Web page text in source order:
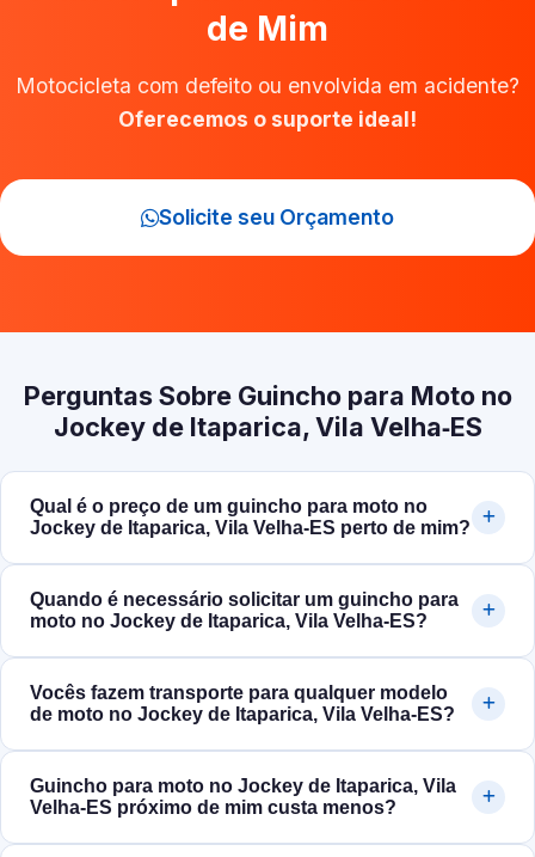
de Mim
Motocicleta com defeito ou envolvida em acidente?
Oferecemos o suporte ideal!
Solicite seu Orçamento
Perguntas Sobre Guincho para Moto no
Jockey de Itaparica, Vila Velha‑ES
Qual é o preço de um guincho para moto no
Jockey de Itaparica, Vila Velha‑ES perto de mim?
Quando é necessário solicitar um guincho para
moto no Jockey de Itaparica, Vila Velha‑ES?
Vocês fazem transporte para qualquer modelo
de moto no Jockey de Itaparica, Vila Velha‑ES?
Guincho para moto no Jockey de Itaparica, Vila
Velha‑ES próximo de mim custa menos?